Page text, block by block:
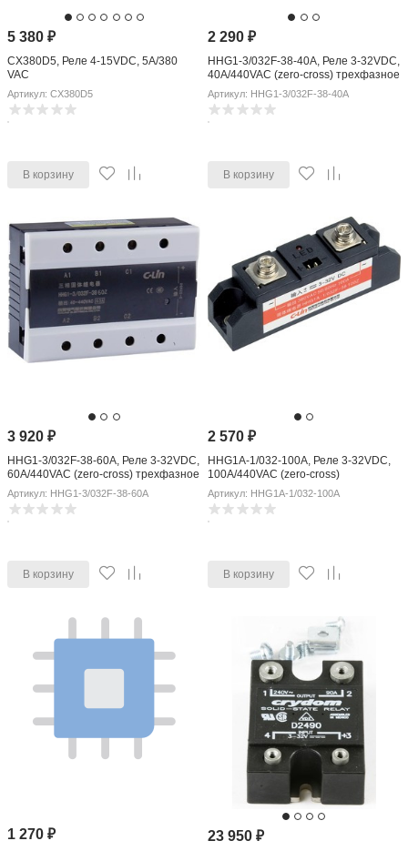
5 380₽
CX380D5, Реле 4-15VDC, 5A/380
VAC
Артикул: CX380D5
В корзину
2 290 ₽
HHG1-3/032F-38-40A, Реле 3-32VDC,
40A/440VAC (zero-cross) трехфазное
Артикул: HHG1-3/032F-38-40A
В корзину
3 920₽
HHG1-3/032F-38-60A, Реле 3-32VDC,
60A/440VAC (zero-cross) трехфазное
Артикул: HHG1-3/032F-38-60A
В корзину
2 570 ₽
HHG1A-1/032-100A, Реле 3-32VDC,
100A/440VAC (zero-cross)
Артикул: HHG1A-1/032-100A
В корзину
1 270₽ 23 950 ₽